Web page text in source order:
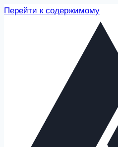
Перейти к содержимому